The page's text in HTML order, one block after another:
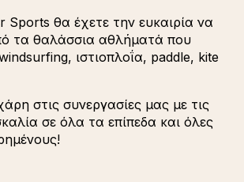
θα έχετε την ευκαιρία να
τα θαλάσσια αθλήματά που
ιστιοπλοΐα, paddle, kite
στις συνεργασίες μας με τις
σε όλα τα επίπεδα και όλες